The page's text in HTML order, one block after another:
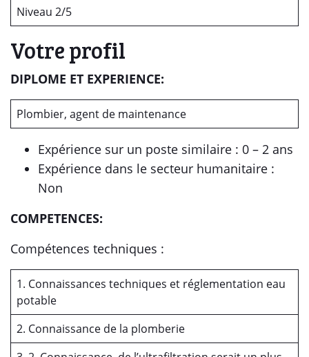
Niveau 2/5
Votre profil
DIPLOME ET EXPERIENCE:
Plombier, agent de maintenance
Expérience sur un poste similaire : 0 – 2 ans
Expérience dans le secteur humanitaire :
Non
COMPETENCES:
Compétences techniques :
1. Connaissances techniques et réglementation eau
potable
2. Connaissance de la plomberie